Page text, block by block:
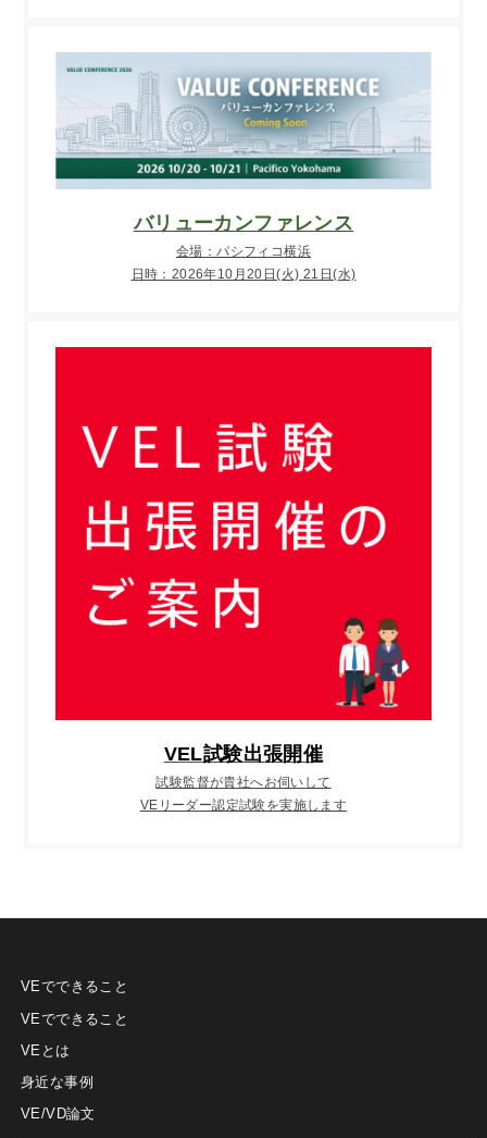
バリューカンファレンス
会場：パシフィコ横浜
日時：2026年10月20日(火) 21日(水)
VEL試験出張開催
試験監督が貴社へお伺いして
VEリーダー認定試験を実施します
VEでできること
VEでできること
VEとは
身近な事例
VE/VD論文